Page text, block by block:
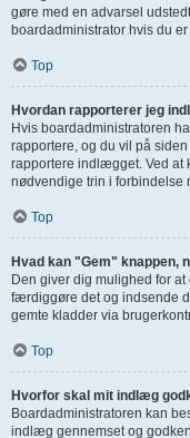
gøre med en advarsel
boardadministrator hvis du
Top
Hvordan rapporterer jeg
Hvis boardadministratoren
rapportere, og du vil på
rapportere indlægget. Ved at
nødvendige trin i forbindelse
Top
Hvad kan "Gem" knappen,
Den giver dig mulighed for
færdiggøre det og indsende
gemte kladder via
Top
Hvorfor skal mit indlæg
Boardadministratoren kan
indlæg gennemset og